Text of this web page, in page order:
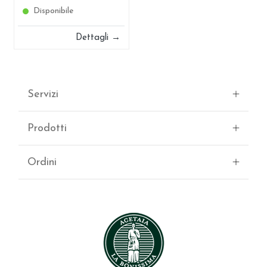
Disponibile
Dettagli →
Servizi
Prodotti
Ordini